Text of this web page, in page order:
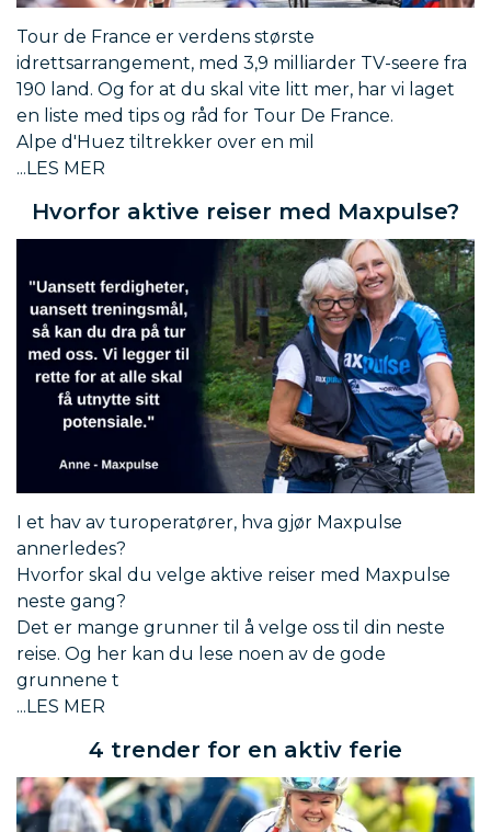
Tour de France er verdens største
idrettsarrangement, med 3,9 milliarder TV-seere fra
190 land. Og for at du skal vite litt mer, har vi laget
en liste med tips og råd for Tour De France.
Alpe d'Huez tiltrekker over en mil
Hvorfor aktive reiser med Maxpulse?
I et hav av turoperatører, hva gjør Maxpulse
annerledes?
Hvorfor skal du velge aktive reiser med Maxpulse
neste gang?
Det er mange grunner til å velge oss til din neste
reise. Og her kan du lese noen av de gode
grunnene t
4 trender for en aktiv ferie